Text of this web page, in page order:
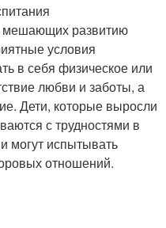
мешающих развитию
условия
в себя физическое или
любви и заботы, а
Дети, которые выросли
с трудностями в
могут испытывать
отношений.